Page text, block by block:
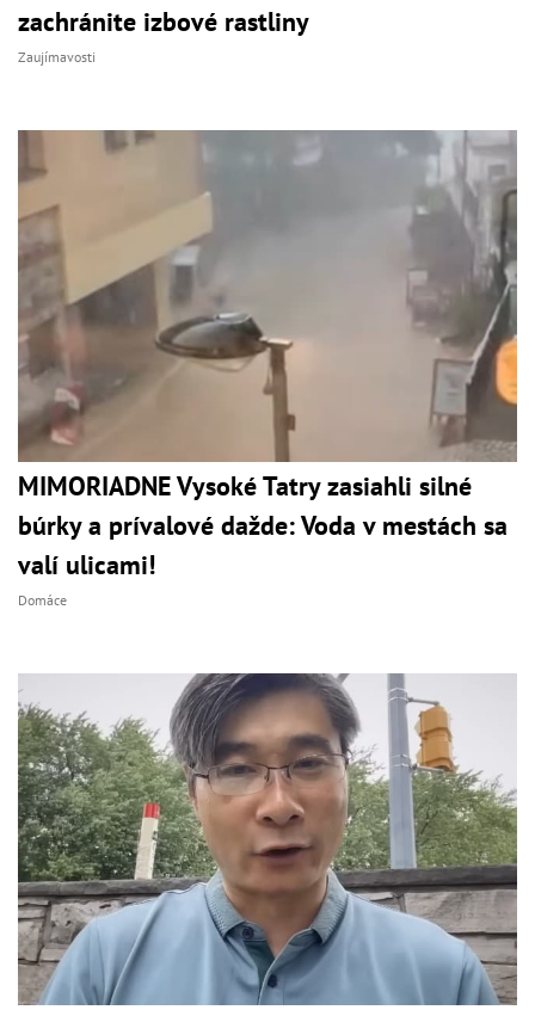
zachránite izbové rastliny
Zaujímavosti
MIMORIADNE Vysoké Tatry zasiahli silné
búrky a prívalové dažde: Voda v mestách sa
valí ulicami!
Domáce